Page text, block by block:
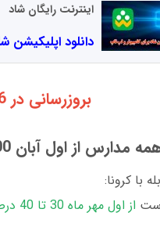
اینترنت رایگان شاد
دانلود اپلیکیشن
بروزرسانی در 6 شهریور 1400
از اول آبان 1400
با کرونا:
از